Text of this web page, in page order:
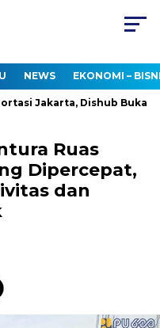
NEWS EKONOMI –
Jakarta, Dishub Buka Call
Ruas
Dipercepat,
dan